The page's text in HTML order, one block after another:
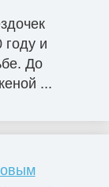
году и
До
...